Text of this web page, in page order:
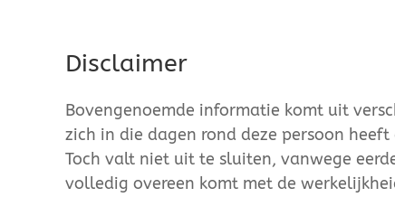
Disclaimer
Bovengenoemde informatie komt uit
zich in die dagen rond deze persoon heeft
Toch valt niet uit te sluiten, vanwege
volledig overeen komt met de